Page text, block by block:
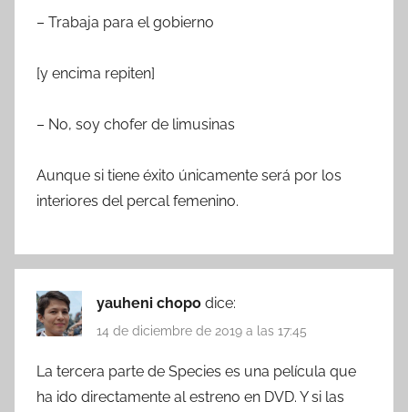
– Trabaja para el gobierno
[y encima repiten]
– No, soy chofer de limusinas
Aunque si tiene éxito únicamente será por los
interiores del percal femenino.
yauheni chopo dice:
14 de diciembre de 2019 a las 17:45
La tercera parte de Species es una película que
ha ido directamente al estreno en DVD. Y si las